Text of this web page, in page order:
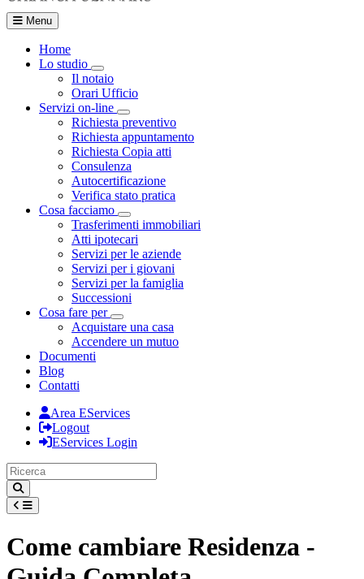
Menu
Home
Lo studio
Toggle Dropdown
Il notaio
Orari Ufficio
Servizi on-line
Toggle Dropdown
Richiesta preventivo
Richiesta appuntamento
Richiesta Copia atti
Consulenza
Autocertificazione
Verifica stato pratica
Cosa facciamo
Toggle Dropdown
Trasferimenti immobiliari
Atti ipotecari
Servizi per le aziende
Servizi per i giovani
Servizi per la famiglia
Successioni
Cosa fare per
Toggle Dropdown
Acquistare una casa
Accendere un mutuo
Documenti
Blog
Contatti
Area EServices
Logout
EServices Login
Come cambiare Residenza -